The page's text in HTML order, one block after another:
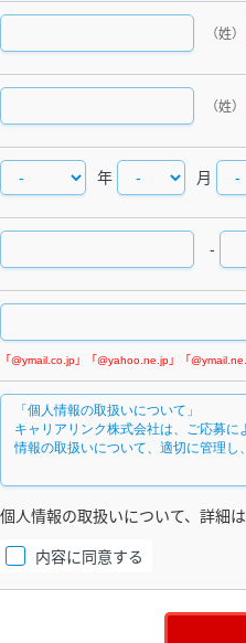
（姓）
（姓）
年 月
-
個人情報の取扱いについて、詳細は
内容に同意する